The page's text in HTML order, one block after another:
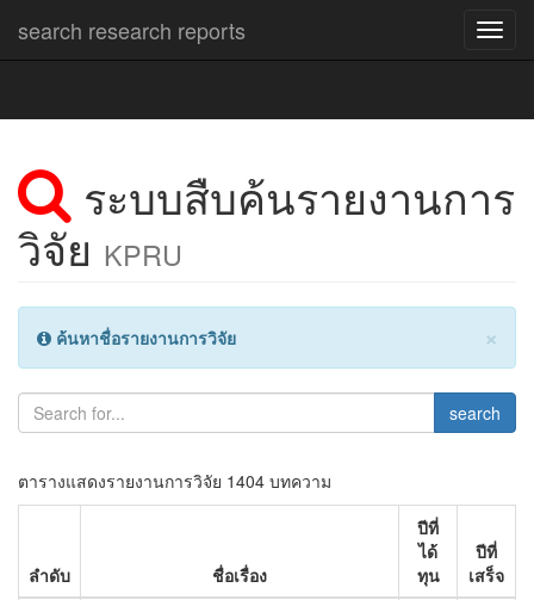
search research reports
ระบบสืบค้นรายงานการ
วิจัย KPRU
×
ค้นหาชื่อรายงานการวิจัย
search
ตารางแสดงรายงานการวิจัย 1404 บทความ
ลำดับ ชื่อเรื่อง
ปีที่
ได้
ทุน
ปีที่
เสร็จ